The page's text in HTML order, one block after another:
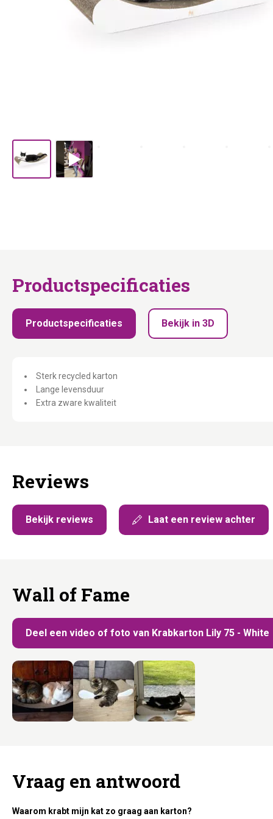
Productspecificaties
Productspecificaties Bekijk in 3D
Sterk recycled karton
Lange levensduur
Extra zware kwaliteit
Reviews
Bekijk reviews Laat een review achter
Wall of Fame
Deel een video of foto van Krabkarton Lily 75 - White
Vraag en antwoord
Waarom krabt mijn kat zo graag aan karton?